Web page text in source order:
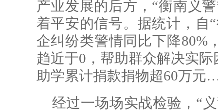
产业发展的后方，“衡南义
着平安的信号。据统计，自
企纠纷类警情同比下降80%
趋近于0，帮助群众解决实
助学累计捐款捐物超60万
经过一场场实战检验，“